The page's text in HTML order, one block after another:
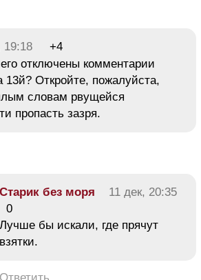
19:18
+4
отключены комментарии
13й? Откройте, пожалуйста,
словам рвущейся
пропасть зазря.
Старик без моря
11 дек, 20:35
0
Лучше бы искали, где прячут
взятки.
Ответить